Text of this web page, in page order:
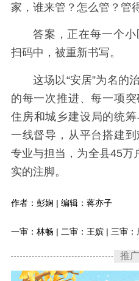
家，谁来管？怎么管？管
答案，正在每一个
扫码中，被重新书写。
这场以“安居”为名的
的每一次推进、每一项
住房和城乡建设局的统
一线督导，从平台搭建
专业与担当，为全县45万
实的注脚。
作者：彭娴 | 编辑：蒋亦子
一审：林畅 | 二审：王嫔 | 三审：
推广